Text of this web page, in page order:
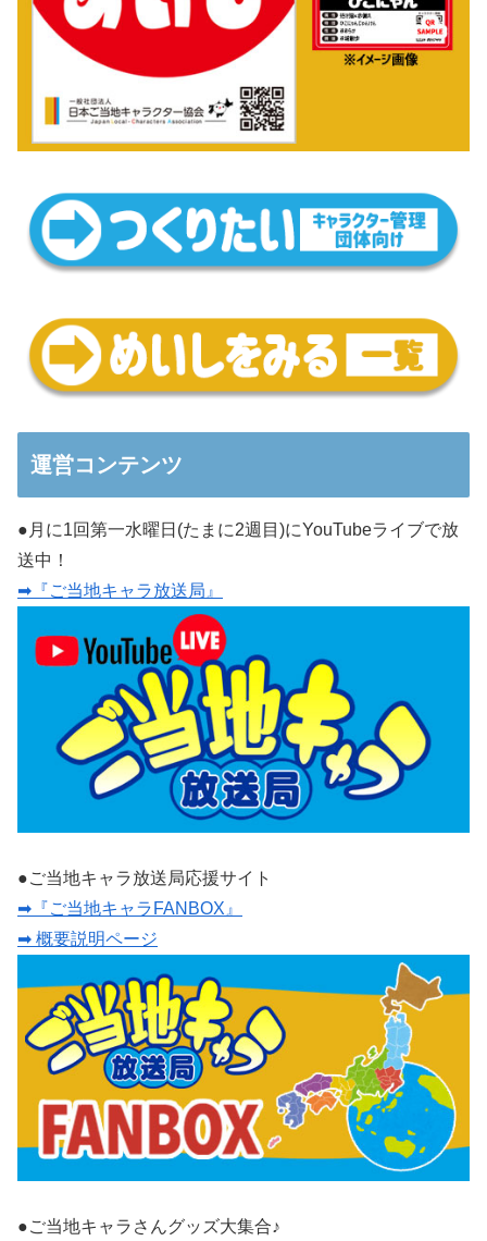
運営コンテンツ
●月に1回第一水曜日(たまに2週目)にYouTubeライブで放
送中！
➡『ご当地キャラ放送局』
●ご当地キャラ放送局応援サイト
➡『ご当地キャラFANBOX』
➡ 概要説明ページ
●ご当地キャラさんグッズ大集合♪